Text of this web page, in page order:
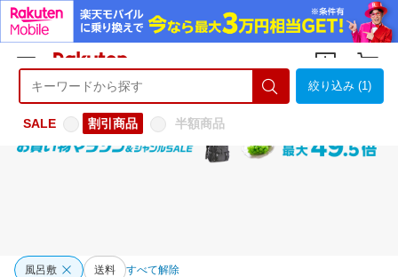
ようこそ 楽天市場へ ログイン
絞り込み (1)
SALE 割引商品 半額商品
風呂敷 送料 すべて解除